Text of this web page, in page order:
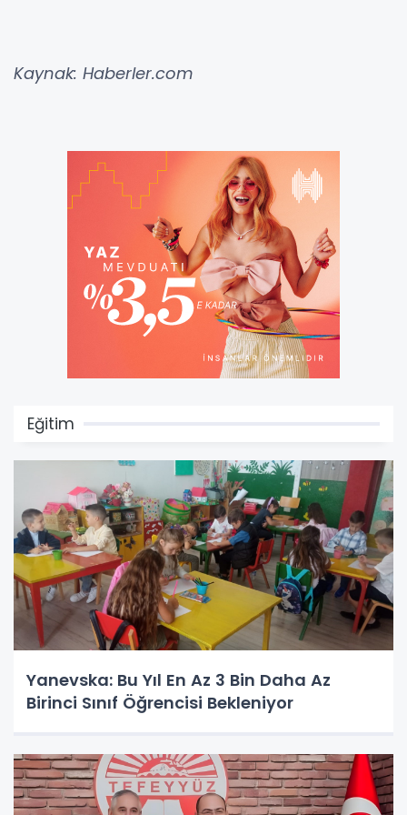
Kaynak: Haberler.com
Eğitim
Yanevska: Bu Yıl En Az 3 Bin Daha Az
Birinci Sınıf Öğrencisi Bekleniyor